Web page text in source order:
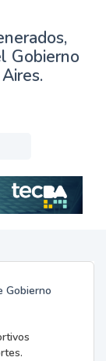
Gobierno
Gobierno